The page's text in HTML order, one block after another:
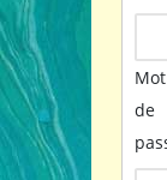
Mot
de